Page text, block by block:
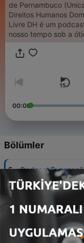
de Pernambuco
Direitos Humanos
Livre DH é um
nosso tempo sob a
00:00
Bölümler
5 - Podcast
Pandemia de
25 Eyl 2020
4
Podcast
da COVID-19
28 Mayıs 2020